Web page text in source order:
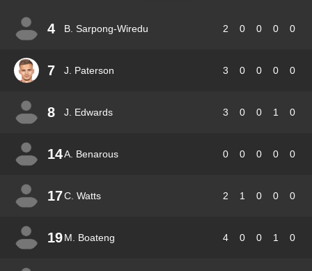
4 B. Sarpong-Wiredu 2 0 0 0 0
7 J. Paterson 3 0 0 0 0
8 J. Edwards 3 0 0 1 0
14A. Benarous 0 0 0 0 0
17C. Watts 2 1 0 0 0
19M. Boateng 4 0 0 1 0